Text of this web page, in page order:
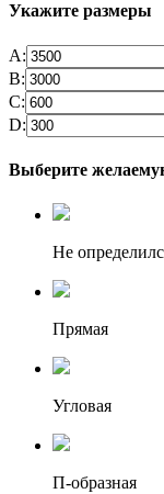
Укажите размеры
А:
B:
C:
D:
Выберите
Не
Прямая
Угловая
П-образная